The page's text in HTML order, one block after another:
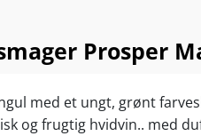
Prosper
med et ungt, grønt
og frugtig hvidvin.. med